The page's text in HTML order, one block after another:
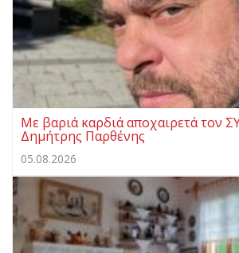
Με βαριά καρδιά αποχαιρετά τον
Δημήτρης Παρθένης
05.08.2026